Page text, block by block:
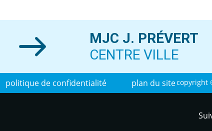
MJC J. PRÉVERT
CENTRE VILLE
politique de confidentialité plan du sitecopyright